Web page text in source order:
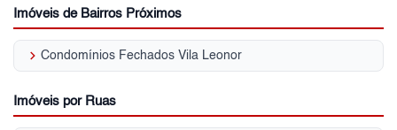
Imóveis de Bairros Próximos
keyboard_arrow_right Condomínios Fechados Vila Leonor
Imóveis por Ruas